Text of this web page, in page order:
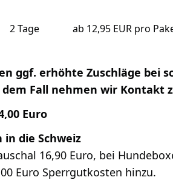
2 Tage ab 12,95 EUR pro
ggf. erhöhte Zuschläge bei
Fall nehmen wir Kontakt
Euro
die Schweiz
16,90 Euro, bei
Euro Sperrgutkosten hinzu.